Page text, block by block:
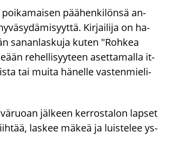
pää­hen­ki­lön­sä an­
Kir­jai­li­ja on ha­
sa­nan­las­ku­ja kuten "Roh­kea
re­hel­li­syy­teen aset­ta­mal­la it­
tai muita hä­nel­le vas­ten­mie­li­
jäl­keen ker­ros­ta­lon lap­set
las­kee mäkeä ja luis­te­lee ys­